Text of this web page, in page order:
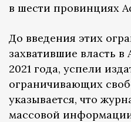
в шести провинциях
До введения этих
захватившие власть в
2021 года, успели
ограничивающих
указывается, что
массовой